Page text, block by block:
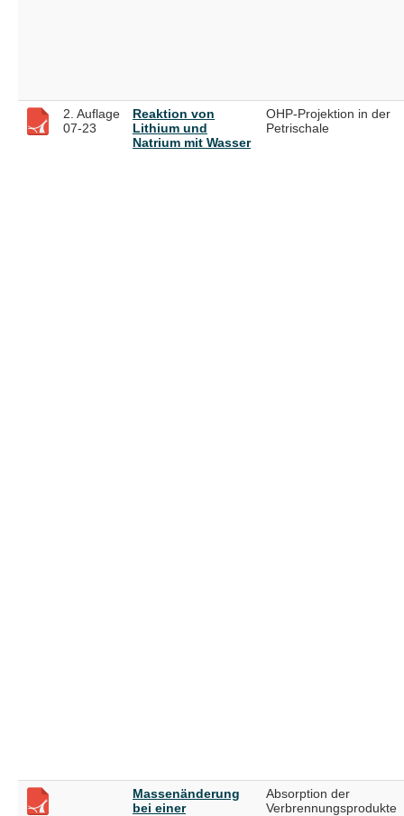
2. Auflage
07-23
Reaktion von
Lithium und
Natrium mit Wasser
OHP-Projektion in der
Petrischale
Massenänderung
bei einer
Absorption der
Verbrennungsprodukte